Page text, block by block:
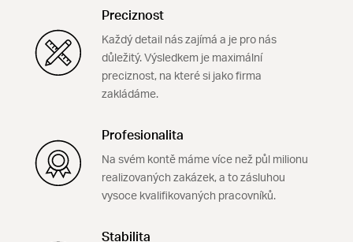
Preciznost
Každý detail nás zajímá a je pro nás
důležitý. Výsledkem je maximální
preciznost, na které si jako firma
zakládáme.
Profesionalita
Na svém kontě máme více než půl milionu
realizovaných zakázek, a to zásluhou
vysoce kvalifikovaných pracovníků.
Stabilita